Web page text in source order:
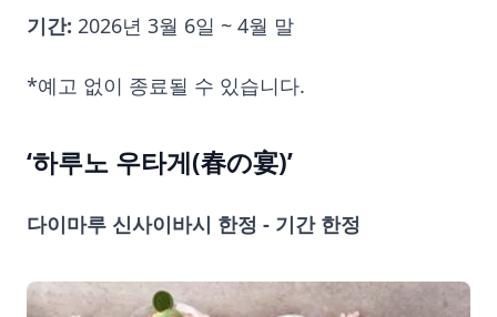
기간: 2026년 3월 6일 ~ 4월 말
*예고 없이 종료될 수 있습니다.
‘하루노 우타게(春の宴)’
다이마루 신사이바시 한정 - 기간 한정